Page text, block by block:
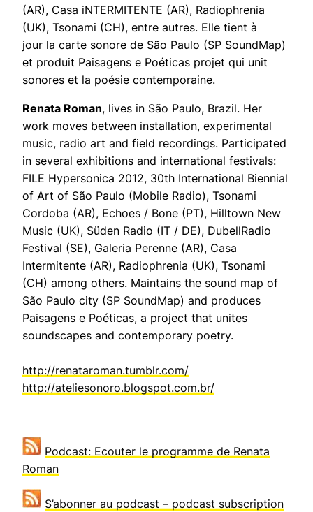
(AR), Casa iNTERMITENTE (AR), Radiophrenia
(UK), Tsonami (CH), entre autres. Elle tient à
jour la carte sonore de São Paulo (SP SoundMap)
et produit Paisagens e Poéticas projet qui unit
sonores et la poésie contemporaine.
Renata Roman, lives in São Paulo, Brazil. Her
work moves between installation, experimental
music, radio art and field recordings. Participated
in several exhibitions and international festivals:
FILE Hypersonica 2012, 30th International Biennial
of Art of São Paulo (Mobile Radio), Tsonami
Cordoba (AR), Echoes / Bone (PT), Hilltown New
Music (UK), Süden Radio (IT / DE), DubellRadio
Festival (SE), Galeria Perenne (AR), Casa
Intermitente (AR), Radiophrenia (UK), Tsonami
(CH) among others. Maintains the sound map of
São Paulo city (SP SoundMap) and produces
Paisagens e Poéticas, a project that unites
soundscapes and contemporary poetry.
http://renataroman.tumblr.com/
http://ateliesonoro.blogspot.com.br/
Podcast: Ecouter le programme de Renata
Roman
S’abonner au podcast – podcast subscription